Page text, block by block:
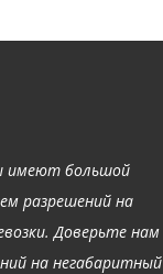
имеют большой
разрешений на
Доверьте нам
на негабаритный